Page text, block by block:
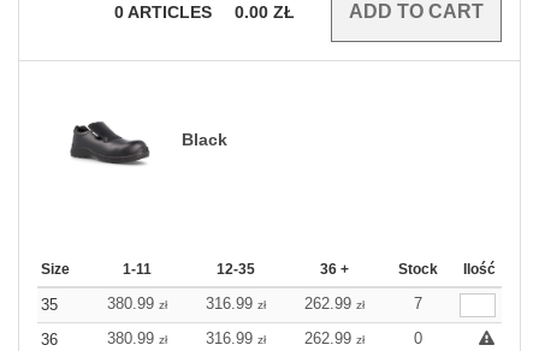
0ARTICLES 0.00 ZŁ
Black
Size 1-11 12-35 36 + Stock Ilość
35 380.99 zł 316.99 zł 262.99 zł
7
36
380.99 zł 316.99 zł 262.99 zł
0